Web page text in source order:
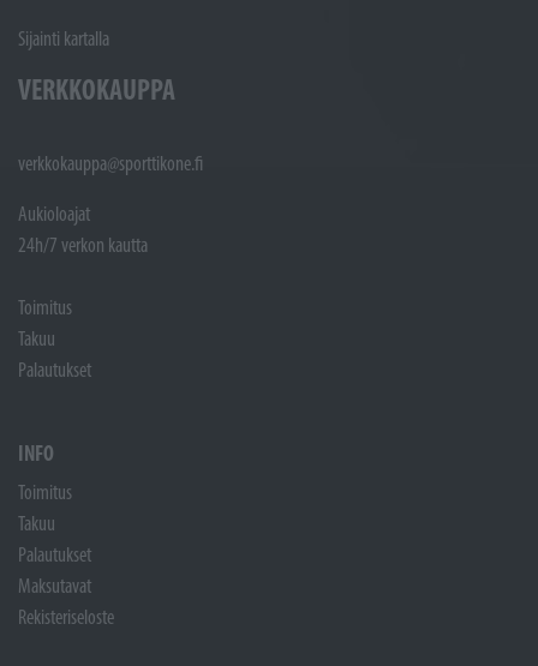
Sijainti kartalla
VERKKOKAUPPA
verkkokauppa@sporttikone.fi
Aukioloajat
24h/7 verkon kautta
Toimitus
Takuu
Palautukset
INFO
Toimitus
Takuu
Palautukset
Maksutavat
Rekisteriseloste